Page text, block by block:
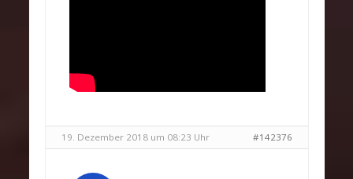
19. Dezember 2018 um 08:23 Uhr #142376